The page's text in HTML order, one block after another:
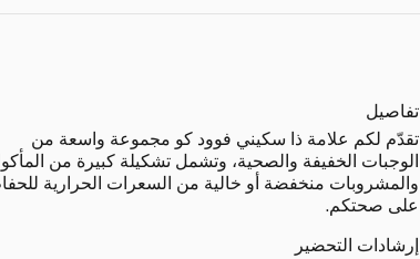
تفاصيل
تقدّم لكم علامة ذا سكيني فوود كو مجموعة واسعة من
الوجبات الخفيفة والصحية، وتشمل تشكيلة كبيرة من
والمشروبات منخفضة أو خالية من السعرات الحرارية
على صحتكم.
إرشادات التحضير